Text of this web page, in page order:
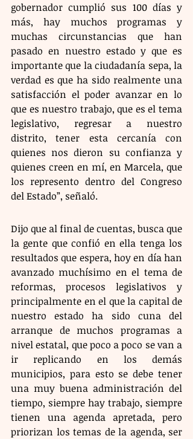
gobernador cumplió sus 100 días y
más, hay muchos programas y
muchas circunstancias que han
pasado en nuestro estado y que es
importante que la ciudadanía sepa, la
verdad es que ha sido realmente una
satisfacción el poder avanzar en lo
que es nuestro trabajo, que es el tema
legislativo, regresar a nuestro
distrito, tener esta cercanía con
quienes nos dieron su confianza y
quienes creen en mí, en Marcela, que
los represento dentro del Congreso
del Estado”, señaló.
Dijo que al final de cuentas, busca que
la gente que confió en ella tenga los
resultados que espera, hoy en día han
avanzado muchísimo en el tema de
reformas, procesos legislativos y
principalmente en el que la capital de
nuestro estado ha sido cuna del
arranque de muchos programas a
nivel estatal, que poco a poco se van a
ir replicando en los demás
municipios, para esto se debe tener
una muy buena administración del
tiempo, siempre hay trabajo, siempre
tienen una agenda apretada, pero
priorizan los temas de la agenda, ser